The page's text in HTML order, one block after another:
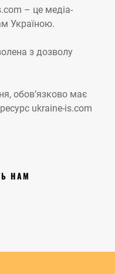
– це медіа-
Україною.
з дозволу
обов’язково має
ukraine-is.com
НАМ